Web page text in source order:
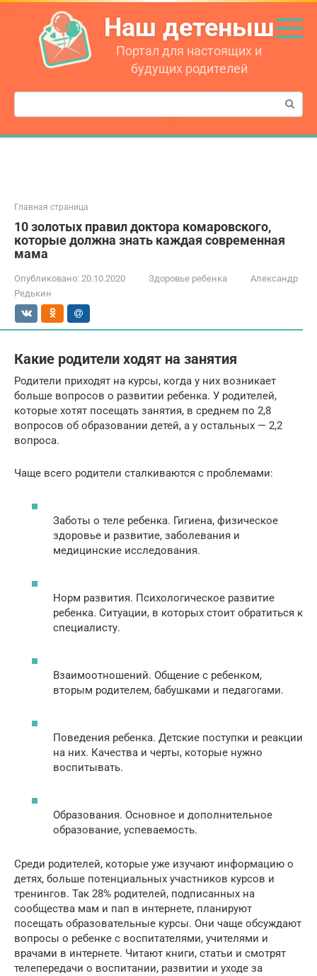
Перейти
контенту
Наш детеныш
Портал для настоящих и
будущих родителей
Поиск:
Главная страница
10 золотых правил доктора комаровского,
которые должна знать каждая современная
мама
Опубликовано: 20.10.2020 Здоровье ребенка
Александр
Редькин
Какие родители ходят на занятия
Родители приходят на курсы, когда у них возникает
больше вопросов о развитии ребенка. У родителей,
которые хотят посещать занятия, в среднем по 2,8
вопросов об образовании детей, а у остальных — 2,2
вопроса.
Чаще всего родители сталкиваются с проблемами:
Заботы о теле ребенка. Гигиена, физическое
здоровье и развитие, заболевания и
медицинские исследования.
Норм развития. Психологическое развитие
ребенка. Ситуации, в которых стоит обратиться к
специалисту.
Взаимоотношений. Общение с ребенком,
вторым родителем, бабушками и педагогами.
Поведения ребенка. Детские поступки и реакции
на них. Качества и черты, которые нужно
воспитывать.
Образования. Основное и дополнительное
образование, успеваемость.
Среди родителей, которые уже изучают информацию о
детях, больше потенциальных участников курсов и
тренингов. Так 28% родителей, подписанных на
сообщества мам и пап в интернете, планируют
посещать образовательные курсы. Они чаще обсуждают
вопросы о ребенке с воспитателями, учителями и
врачами в интернете. Читают книги, статьи и смотрят
телепередачи о воспитании, развитии и уходе за